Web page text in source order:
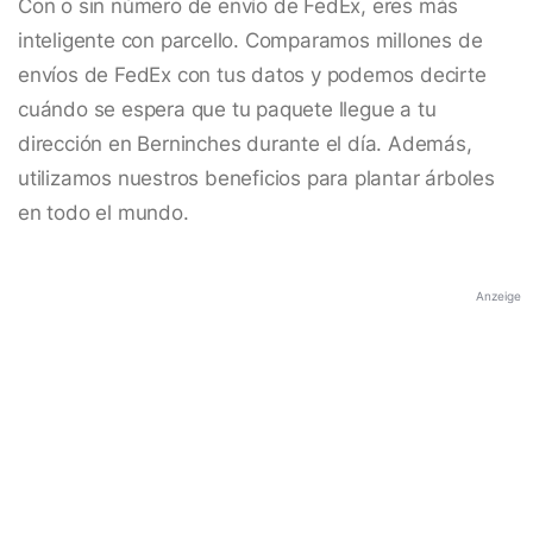
Con o sin número de envío de FedEx, eres más
inteligente con parcello. Comparamos millones de
envíos de FedEx con tus datos y podemos decirte
cuándo se espera que tu paquete llegue a tu
dirección en Berninches durante el día. Además,
utilizamos nuestros beneficios para plantar árboles
en todo el mundo.
Anzeige